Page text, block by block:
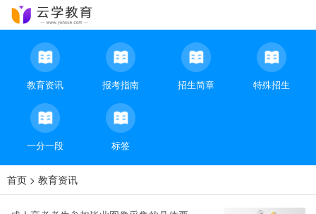
教育资讯 报考指南 招生简章 特殊招生
一分一段 标签
首页 > 教育资讯